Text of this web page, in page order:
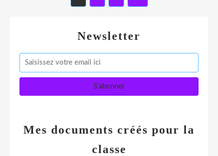
Newsletter
Mes documents créés pour la
classe